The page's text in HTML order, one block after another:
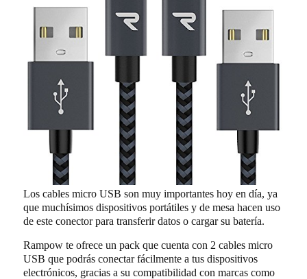
Los cables micro USB son muy importantes hoy en día, ya
que muchísimos dispositivos portátiles y de mesa hacen uso
de este conector para transferir datos o cargar su batería.
Rampow te ofrece un pack que cuenta con 2 cables micro
USB que podrás conectar fácilmente a tus dispositivos
electrónicos, gracias a su compatibilidad con marcas como